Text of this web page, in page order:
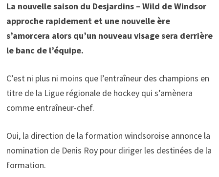
La nouvelle saison du Desjardins – Wild de Windsor
approche rapidement et une nouvelle ère
s’amorcera alors qu’un nouveau visage sera derrière
le banc de l’équipe.
C’est ni plus ni moins que l’entraîneur des champions en
titre de la Ligue régionale de hockey qui s’amènera
comme entraîneur-chef.
Oui, la direction de la formation windsoroise annonce la
nomination de Denis Roy pour diriger les destinées de la
formation.